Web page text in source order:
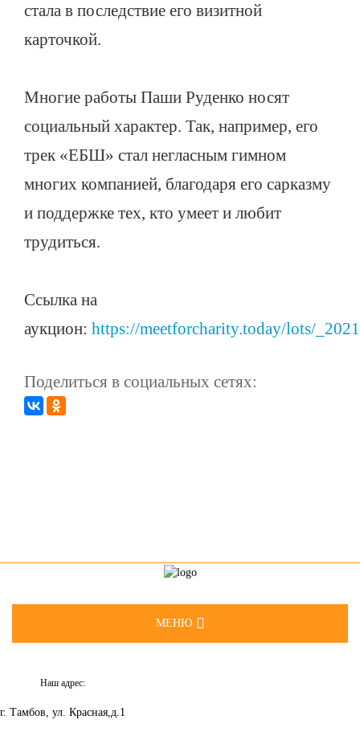
стала в последствие его визитной
карточкой.
Многие работы Паши Руденко носят
социальный характер. Так, например, его
трек «ЕБШ» стал негласным гимном
многих компанией, благодаря его сарказму
и поддержке тех, кто умеет и любит
трудиться.
Ссылка на
аукцион: https://meetforcharity.today/lots/
Поделиться в социальных сетях:
МЕНЮ
Наш адрес:
г. Тамбов, ул. Красная,д.1